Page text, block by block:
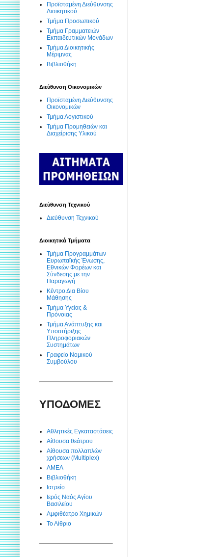
Προϊσταμένη Διεύθυνσης
Διοικητικού
Τμήμα Προσωπικού
Τμήμα Γραμματειών
Εκπαιδευτικών Μονάδων
Τμήμα Διοικητικής
Μέριμνας
Βιβλιοθήκη
Διεύθυνση Οικονομικών
Προϊσταμένη Διεύθυνσης
Οικονομικών
Τμήμα Λογιστικού
Τμήμα Προμηθειών και
Διαχείρισης Υλικού
Διεύθυνση Τεχνικού
Διεύθυνση Τεχνικού
Διοικητικά Τμήματα
Τμήμα Προγραμμάτων
Ευρωπαϊκής Ένωσης,
Εθνικών Φορέων και
Σύνδεσης με την
Παραγωγή
Κέντρο Δια Βίου
Μάθησης
Τμήμα Υγείας &
Πρόνοιας
Τμήμα Ανάπτυξης και
Υποστήριξης
Πληροφοριακών
Συστημάτων
Γραφείο Νομικού
Συμβούλου
ΥΠΟΔΟΜΕΣ
Αθλητικές Εγκαταστάσεις
Αίθουσα θεάτρου
Αίθουσα πολλαπλών
χρήσεων (Multiplex)
ΑΜΕΑ
Βιβλιοθήκη
Ιατρείο
Ιερός Ναός Αγίου
Βασιλείου
Αμφιθέατρο Χημικών
Το Αίθριο